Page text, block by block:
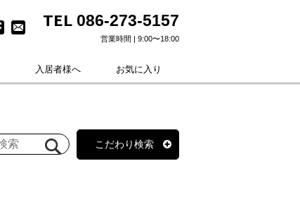
TEL 086-273-5157
営業時間 | 9:00〜18:00
入居者様へ お気に入り
こだわり検索